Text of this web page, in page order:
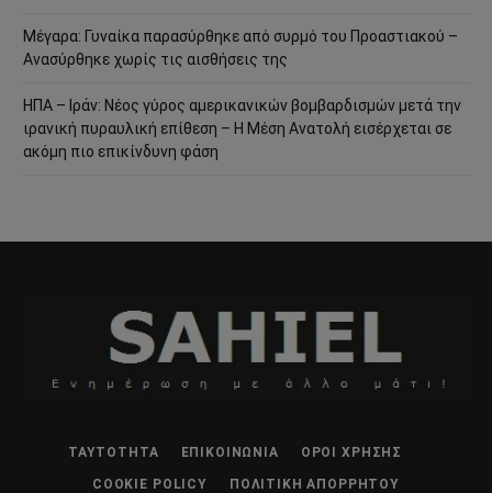
Μέγαρα: Γυναίκα παρασύρθηκε από συρμό του Προαστιακού –
Ανασύρθηκε χωρίς τις αισθήσεις της
ΗΠΑ – Ιράν: Νέος γύρος αμερικανικών βομβαρδισμών μετά την
ιρανική πυραυλική επίθεση – Η Μέση Ανατολή εισέρχεται σε
ακόμη πιο επικίνδυνη φάση
ΤΑΥΤΌΤΗΤΑ ΕΠΙΚΟΙΝΩΝΊΑ ΌΡΟΙ ΧΡΉΣΗΣ
COOKIE POLICY ΠΟΛΙΤΙΚΉ ΑΠΟΡΡΉΤΟΥ